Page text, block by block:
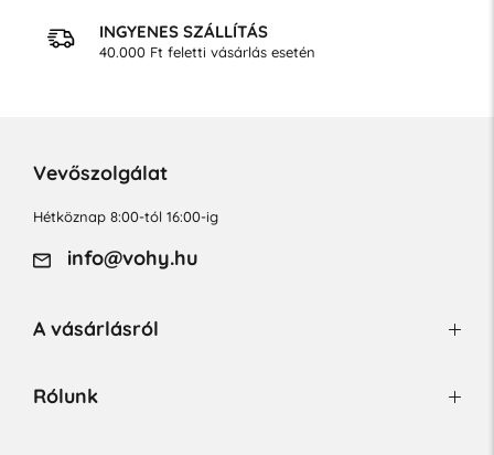
INGYENES SZÁLLÍTÁS
40.000 Ft feletti vásárlás esetén
Vevőszolgálat
Hétköznap 8:00-tól 16:00-ig
info@vohy.hu
A vásárlásról
Rólunk